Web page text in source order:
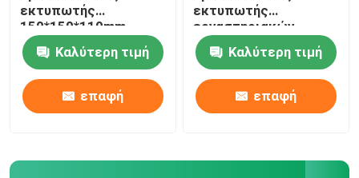
εκτυπωτής
150*150*110mm
λέιζερ DLP μέγεθος
εκτύπωσης για τα
οδοντικά πρότυπα
μοσχευμάτων
Καλύτερη τιμή
επαφή
εκτυπωτής
εργαστηριακών
οδοντικός μετάλλων
για την οδοντοστοιχία
μερικό Riton
Καλύτερη τιμή
επαφή